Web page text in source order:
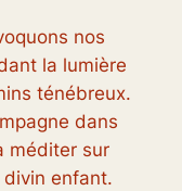
nos
la lumière
ténébreux.
dans
méditer sur
enfant.